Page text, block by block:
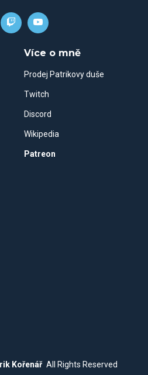
Více o mně
Prodej Patrikovy duše
Twitch
Discord
Wikipedia
Patreon
Kořenář All Rights Reserved